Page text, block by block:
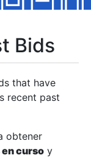
Bids
that have
recent past
obtener
curso y